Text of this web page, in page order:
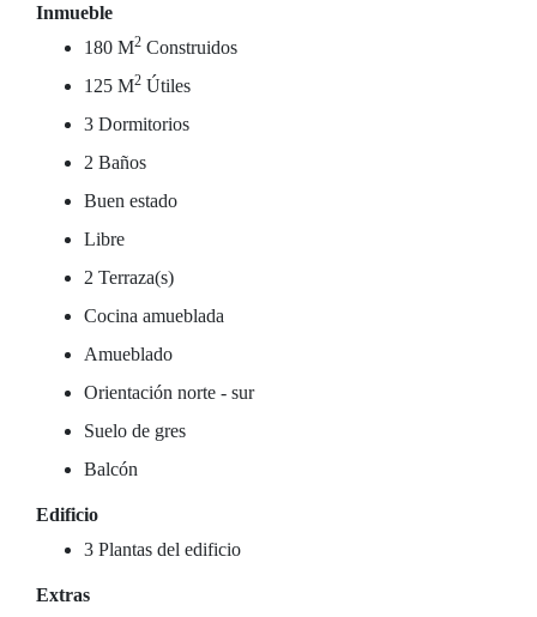
Inmueble
180 M2 Construidos
125 M2 Útiles
3 Dormitorios
2 Baños
Buen estado
Libre
2 Terraza(s)
Cocina amueblada
Amueblado
Orientación norte - sur
Suelo de gres
Balcón
Edificio
3 Plantas del edificio
Extras